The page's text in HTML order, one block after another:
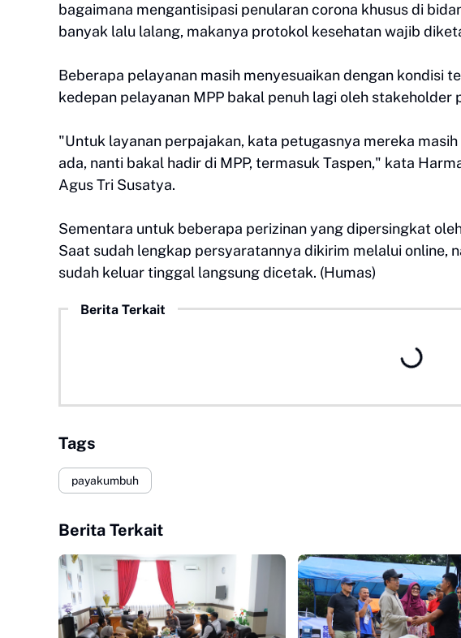
bagaimana mengantisipasi penularan corona khusus di
banyak lalu lalang, makanya protokol kesehatan wajib
Beberapa pelayanan masih menyesuaikan dengan kondisi
kedepan pelayanan MPP bakal penuh lagi oleh stakeholder
"Untuk layanan perpajakan, kata petugasnya mereka
ada, nanti bakal hadir di MPP, termasuk Taspen," kata
Agus Tri Susatya.
Sementara untuk beberapa perizinan yang dipersingkat
Saat sudah lengkap persyaratannya dikirim melalui online,
sudah keluar tinggal langsung dicetak. (Humas)
Berita Terkait
Tags
payakumbuh
Berita Terkait